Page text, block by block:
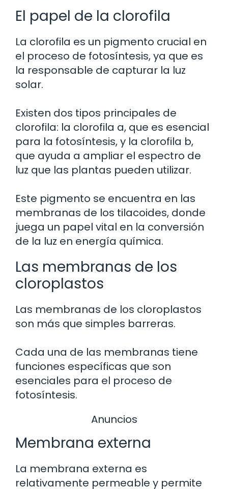
El papel de la clorofila
La clorofila es un pigmento crucial en
el proceso de fotosíntesis, ya que es
la responsable de capturar la luz
solar.
Existen dos tipos principales de
clorofila: la clorofila a, que es esencial
para la fotosíntesis, y la clorofila b,
que ayuda a ampliar el espectro de
luz que las plantas pueden utilizar.
Este pigmento se encuentra en las
membranas de los tilacoides, donde
juega un papel vital en la conversión
de la luz en energía química.
Las membranas de los
cloroplastos
Las membranas de los cloroplastos
son más que simples barreras.
Cada una de las membranas tiene
funciones específicas que son
esenciales para el proceso de
fotosíntesis.
Anuncios
Membrana externa
La membrana externa es
relativamente permeable y permite